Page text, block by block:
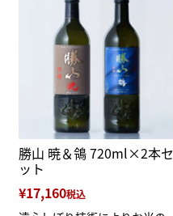
勝山 暁＆鴒 720ml×2本セ
ット
¥17,160税込